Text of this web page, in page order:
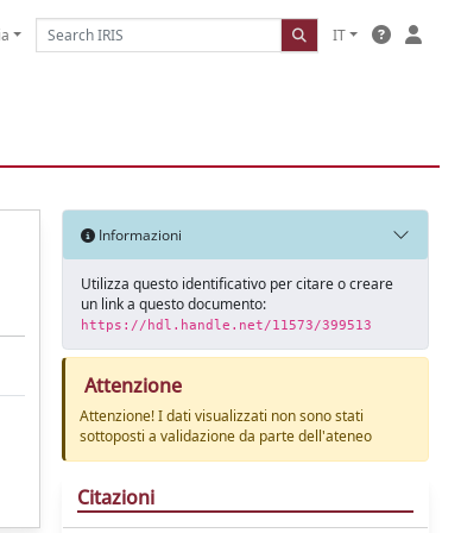
IT
Informazioni
Utilizza questo identificativo per citare o creare
un link a questo documento:
https://hdl.handle.net/11573/399513
Attenzione
Attenzione! I dati visualizzati non sono stati
sottoposti a validazione da parte dell'ateneo
Citazioni